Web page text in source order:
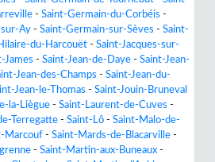
- Saint-Germain-du-Corbéis -
Ay - Saint-Germain-sur-Sèves - Saint-
du-Harcouët - Saint-Jacques-sur-
James - Saint-Jean-de-Daye - Saint-Jean-
Jean-des-Champs - Saint-Jean-du-
Jean-le-Thomas - Saint-Jouin-Bruneval
la-Liègue - Saint-Laurent-de-Cuves -
Terregatte - Saint-Lô - Saint-Malo-de-
Marcouf - Saint-Mards-de-Blacarville -
- Saint-Martin-aux-Buneaux -